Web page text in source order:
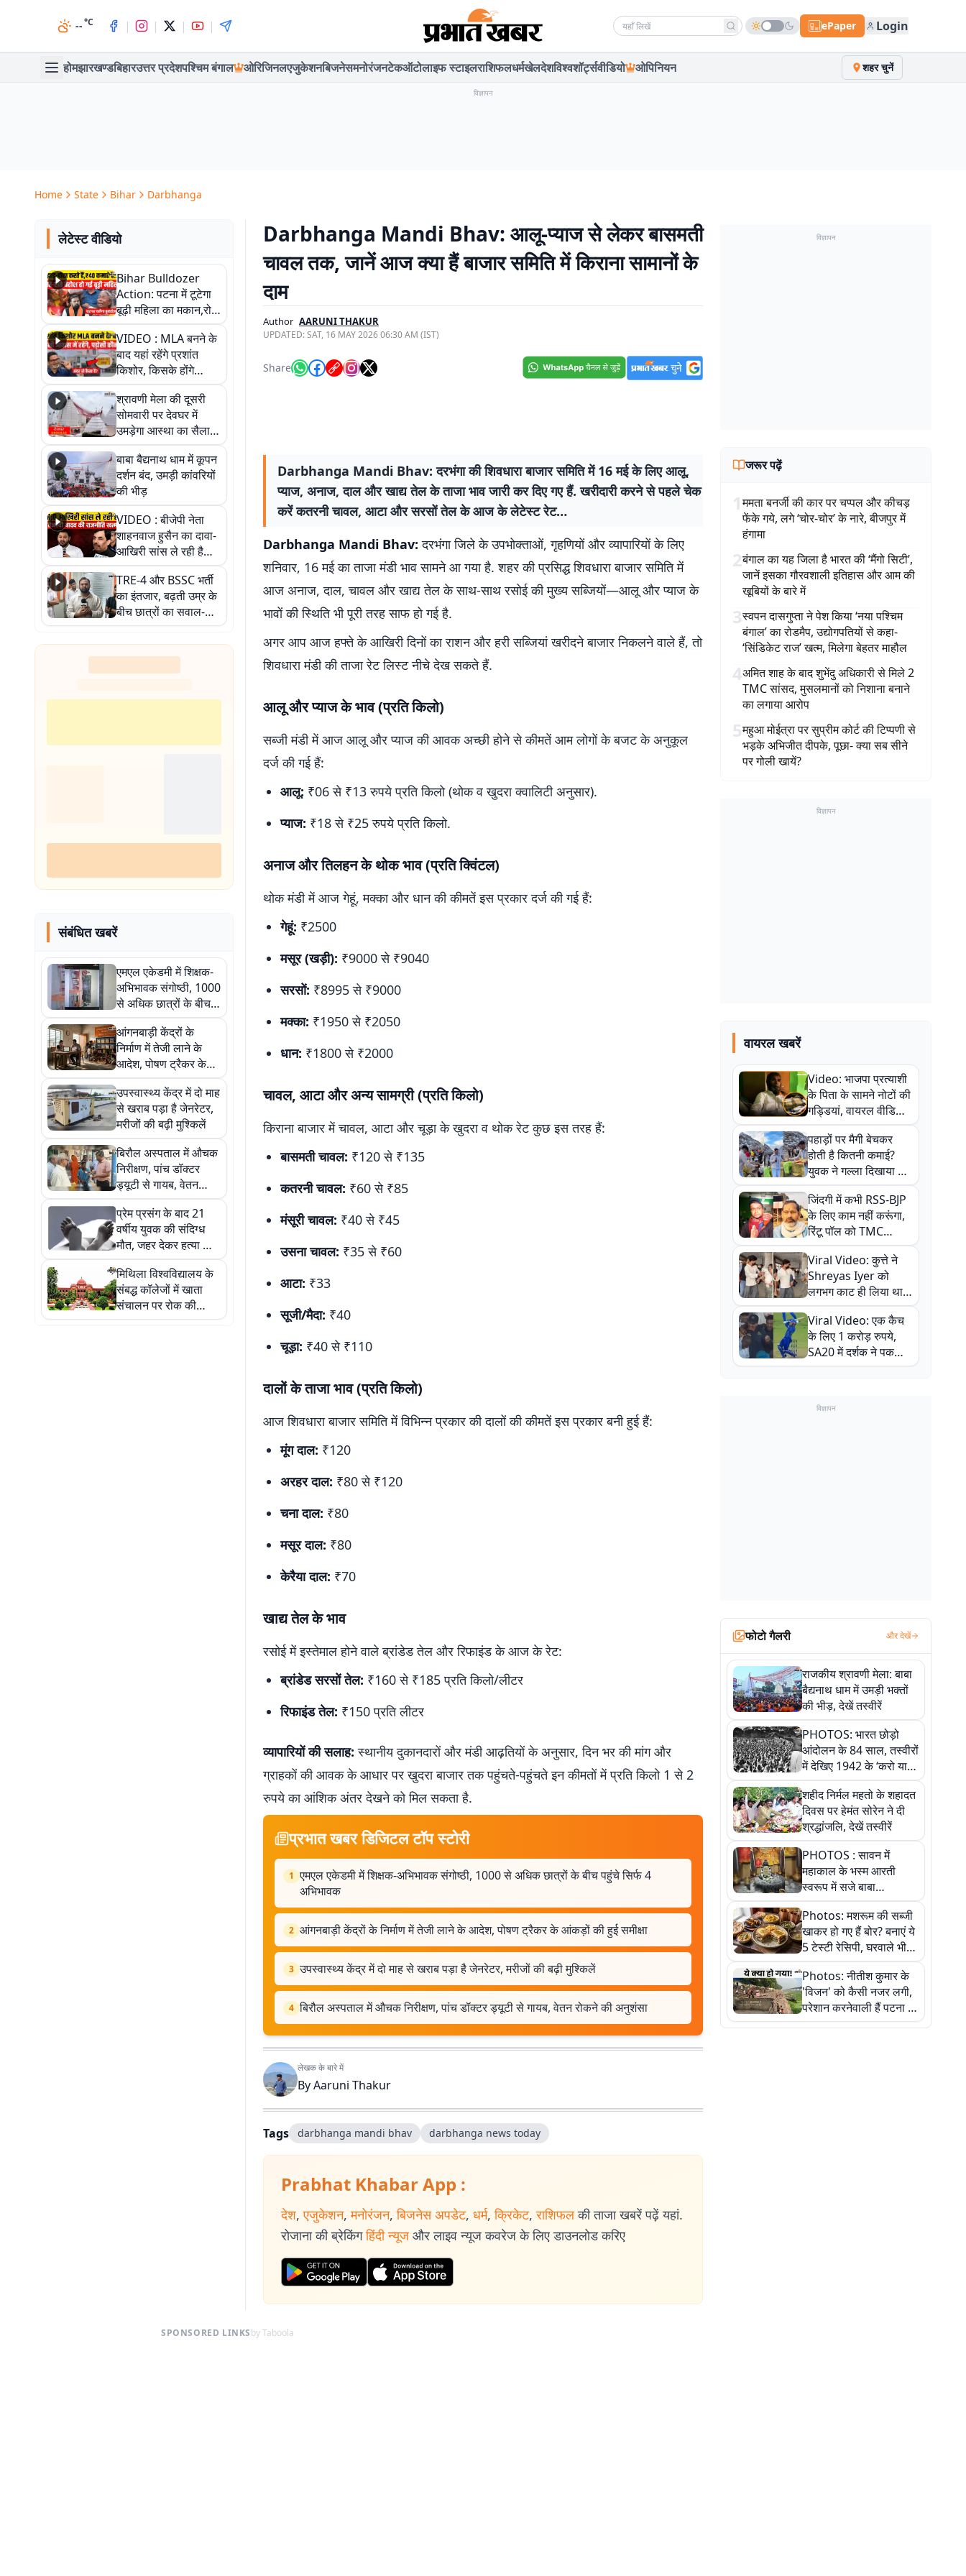
--°C | | | | Search news ePaper Login
होमझारखण्डबिहारउत्तर प्रदेशपश्चिम बंगाल ओरिजिनलएजुकेशनबिजनेसमनोरंजनटेकऑटोलाइफ स्टाइलराशिफलधर्मखेलदेशविश्वशॉर्ट्सवीडियो ओपिनियन शहर चुनें
विज्ञापन
Home State Bihar Darbhanga
लेटेस्ट वीडियो
Bihar Bulldozer
Action: पटना में टूटेगा
बूढ़ी महिला का मकान,रोते
रोते हुई बेहोश; वीडियो में
देखिए पूरा मामला
VIDEO : MLA बनने के
बाद यहां रहेंगे प्रशांत
किशोर, किसके होंगे
पड़ोसी? वीडियो में देखिए
कैसा है पीके का नया
ठिकाना
श्रावणी मेला की दूसरी
सोमवारी पर देवघर में
उमड़ेगा आस्था का सैलाब,
तीन लाख से अधिक
श्रद्धालुओं के पहुंचने का
अनुमान
बाबा बैद्यनाथ धाम में कूपन
दर्शन बंद, उमड़ी कांवरियों
की भीड़
VIDEO : बीजेपी नेता
शाहनवाज हुसैन का दावा-
आखिरी सांस ले रही है
RJD, तेजस्वी को लेकर
क्या कहा, सुनिए
TRE-4 और BSSC भर्ती
का इंतजार, बढ़ती उम्र के
बीच छात्रों का सवाल-
आखिर कब आएगी बहाली?
देखें वीडियो
संबंधित खबरें
एमएल एकेडमी में शिक्षक-
अभिभावक संगोष्ठी, 1000
से अधिक छात्रों के बीच
पहुंचे सिर्फ 4 अभिभावक
आंगनबाड़ी केंद्रों के
निर्माण में तेजी लाने के
आदेश, पोषण ट्रैकर के
आंकड़ों की हुई समीक्षा
उपस्वास्थ्य केंद्र में दो माह
से खराब पड़ा है जेनरेटर,
मरीजों की बढ़ी मुश्किलें
बिरौल अस्पताल में औचक
निरीक्षण, पांच डॉक्टर
ड्यूटी से गायब, वेतन
रोकने की अनुशंसा
प्रेम प्रसंग के बाद 21
वर्षीय युवक की संदिग्ध
मौत, जहर देकर हत्या का
आरोप
मिथिला विश्वविद्यालय के
संबद्ध कॉलेजों में खाता
संचालन पर रोक की
संभावना संबद्ध कॉलेजों के
Darbhanga Mandi Bhav: आलू-प्याज से लेकर बासमती
चावल तक, जानें आज क्या हैं बाजार समिति में किराना सामानों के
दाम
Author AARUNI THAKUR
UPDATED:SAT, 16 MAY 2026 06:30 AM (IST)
Share
Darbhanga Mandi Bhav: दरभंगा की शिवधारा बाजार समिति में 16 मई के लिए आलू,
प्याज, अनाज, दाल और खाद्य तेल के ताजा भाव जारी कर दिए गए हैं. खरीदारी करने से पहले चेक
करें कतरनी चावल, आटा और सरसों तेल के आज के लेटेस्ट रेट…
Darbhanga Mandi Bhav:दरभंगा जिले के उपभोक्ताओं, गृहणियों और व्यापारियों के लिए
शनिवार, 16 मई का ताजा मंडी भाव सामने आ गया है. शहर की प्रसिद्ध शिवधारा बाजार समिति में
आज अनाज, दाल, चावल और खाद्य तेल के साथ-साथ रसोई की मुख्य सब्जियों—आलू और प्याज के
भावों की स्थिति भी पूरी तरह साफ हो गई है.
अगर आप आज हफ्ते के आखिरी दिनों का राशन और हरी सब्जियां खरीदने बाजार निकलने वाले हैं, तो
शिवधारा मंडी की ताजा रेट लिस्ट नीचे देख सकते हैं.
आलू और प्याज के भाव (प्रति किलो)
सब्जी मंडी में आज आलू और प्याज की आवक अच्छी होने से कीमतें आम लोगों के बजट के अनुकूल
दर्ज की गई हैं:
आलू: ₹06 से ₹13 रुपये प्रति किलो (थोक व खुदरा क्वालिटी अनुसार).
प्याज: ₹18 से ₹25 रुपये प्रति किलो.
अनाज और तिलहन के थोक भाव (प्रति क्विंटल)
थोक मंडी में आज गेहूं, मक्का और धान की कीमतें इस प्रकार दर्ज की गई हैं:
गेहूं: ₹2500
मसूर (खड़ी): ₹9000 से ₹9040
सरसों: ₹8995 से ₹9000
मक्का: ₹1950 से ₹2050
धान: ₹1800 से ₹2000
चावल, आटा और अन्य सामग्री (प्रति किलो)
किराना बाजार में चावल, आटा और चूड़ा के खुदरा व थोक रेट कुछ इस तरह हैं:
बासमती चावल: ₹120 से ₹135
कतरनी चावल: ₹60 से ₹85
मंसूरी चावल: ₹40 से ₹45
उसना चावल: ₹35 से ₹60
आटा: ₹33
सूजी/मैदा: ₹40
चूड़ा: ₹40 से ₹110
दालों के ताजा भाव (प्रति किलो)
आज शिवधारा बाजार समिति में विभिन्न प्रकार की दालों की कीमतें इस प्रकार बनी हुई हैं:
मूंग दाल: ₹120
अरहर दाल: ₹80 से ₹120
चना दाल: ₹80
मसूर दाल: ₹80
केरैया दाल: ₹70
खाद्य तेल के भाव
रसोई में इस्तेमाल होने वाले ब्रांडेड तेल और रिफाइंड के आज के रेट:
ब्रांडेड सरसों तेल: ₹160 से ₹185 प्रति किलो/लीटर
रिफाइंड तेल: ₹150 प्रति लीटर
व्यापारियों की सलाह: स्थानीय दुकानदारों और मंडी आढ़तियों के अनुसार, दिन भर की मांग और
ग्राहकों की आवक के आधार पर खुदरा बाजार तक पहुंचते-पहुंचते इन कीमतों में प्रति किलो 1 से 2
रुपये का आंशिक अंतर देखने को मिल सकता है.
प्रभात खबर डिजिटल टॉप स्टोरी
1 एमएल एकेडमी में शिक्षक-अभिभावक संगोष्ठी, 1000 से अधिक छात्रों के बीच पहुंचे सिर्फ 4
अभिभावक
2 आंगनबाड़ी केंद्रों के निर्माण में तेजी लाने के आदेश, पोषण ट्रैकर के आंकड़ों की हुई समीक्षा
3 उपस्वास्थ्य केंद्र में दो माह से खराब पड़ा है जेनरेटर, मरीजों की बढ़ी मुश्किलें
4 बिरौल अस्पताल में औचक निरीक्षण, पांच डॉक्टर ड्यूटी से गायब, वेतन रोकने की अनुशंसा
लेखक के बारे में
ByAaruni Thakur
Tags darbhanga mandi bhav darbhanga news today
Prabhat Khabar App :
देश, एजुकेशन, मनोरंजन, बिजनेस अपडेट, धर्म, क्रिकेट, राशिफल की ताजा खबरें पढ़ें यहां.
रोजाना की ब्रेकिंग हिंदी न्यूज और लाइव न्यूज कवरेज के लिए डाउनलोड करिए
विज्ञापन
जरूर पढ़ें
1ममता बनर्जी की कार पर चप्पल और कीचड़
फेंके गये, लगे ‘चोर-चोर’ के नारे, बीजपुर में
हंगामा
2बंगाल का यह जिला है भारत की ‘मैंगो सिटी’,
जानें इसका गौरवशाली इतिहास और आम की
खूबियों के बारे में
3स्वपन दासगुप्ता ने पेश किया ‘नया पश्चिम
बंगाल’ का रोडमैप, उद्योगपतियों से कहा-
‘सिंडिकेट राज’ खत्म, मिलेगा बेहतर माहौल
4अमित शाह के बाद शुभेंदु अधिकारी से मिले 2
TMC सांसद, मुसलमानों को निशाना बनाने
का लगाया आरोप
5महुआ मोईत्रा पर सुप्रीम कोर्ट की टिप्पणी से
भड़के अभिजीत दीपके, पूछा- क्या सब सीने
पर गोली खायें?
विज्ञापन
वायरल खबरें
Video: भाजपा प्रत्याशी
के पिता के सामने नोटों की
गड्डियां, वायरल वीडियो
से राजनीति में उबाल,
अजित महतो बोले- TMC
की गंदी चाल
पहाड़ों पर मैगी बेचकर
होती है कितनी कमाई?
युवक ने गल्ला दिखाया तो
नौकरी वालों के खड़े हो गए
कान
जिंदगी में कभी RSS-BJP
के लिए काम नहीं करूंगा,
रिंटू पॉल को TMC
ऑफिस में ले जाकर पीटा,
Video वायरल
Viral Video: कुत्ते ने
Shreyas Iyer को
लगभग काट ही लिया था,
न्यूजीलैंड सीरीज से पहले
बाल-बाल बचे
Viral Video: एक कैच
के लिए 1 करोड़ रुपये,
SA20 में दर्शक ने पकड़ा
एक हाथ से गजब का कैच
विज्ञापन
फोटो गैलरी और देखें
राजकीय श्रावणी मेला: बाबा
बैद्यनाथ धाम में उमड़ी भक्तों
की भीड़, देखें तस्वीरें
PHOTOS: भारत छोड़ो
आंदोलन के 84 साल, तस्वीरों
में देखिए 1942 के ‘करो या
मरो’ आंदोलन की कहानी
शहीद निर्मल महतो के शहादत
दिवस पर हेमंत सोरेन ने दी
श्रद्धांजलि, देखें तस्वीरें
PHOTOS : सावन में
महाकाल के भस्म आरती
स्वरूप में सजे बाबा
औघड़दानी, तस्वीरों में करें
अद्भुत दर्शन
Photos: मशरूम की सब्जी
खाकर हो गए हैं बोर? बनाएं ये
5 टेस्टी रेसिपी, घरवाले भी
मांगेंगे बार-बार
Photos: नीतीश कुमार के
'विजन' को कैसी नजर लगी,
परेशान करनेवाली हैं पटना में
गंगा घाट की ये 11 तस्वीरें
SPONSORED LINKSby Taboola